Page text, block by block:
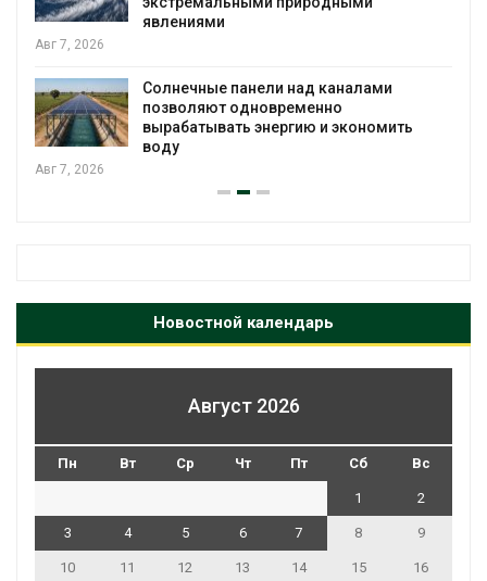
явлениями
Авг 7, 2026
Солнечные панели над каналами
позволяют одновременно
вырабатывать энергию и экономить
воду
Авг 7, 2026
Новостной календарь
Август 2026
Пн Вт Ср Чт Пт Сб Вс
1 2
3 4 5 6 7 8 9
10 11 12 13 14 15 16